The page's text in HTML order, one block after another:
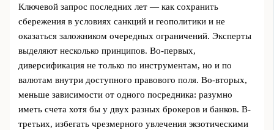
Ключевой запрос последних лет — как сохранить
сбережения в условиях санкций и геополитики и не
оказаться заложником очередных ограничений. Эксперты
выделяют несколько принципов. Во-первых,
диверсификация не только по инструментам, но и по
валютам внутри доступного правового поля. Во-вторых,
меньше зависимости от одного посредника: разумно
иметь счета хотя бы у двух разных брокеров и банков. В-
третьих, избегать чрезмерного увлечения экзотическими